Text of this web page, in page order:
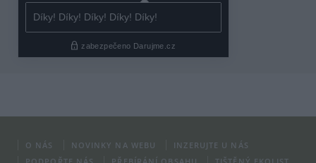
O NÁS NOVINKY NA WEBU
INZERUJTE U NÁS